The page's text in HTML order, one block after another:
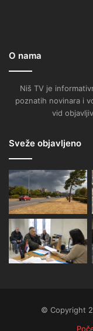
O nama
Niš TV je
poznatih novinara i
vid
Sveže objavljeno
© Copyright